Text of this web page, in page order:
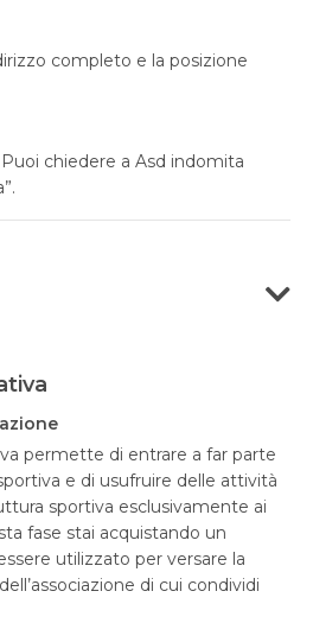
completo e la posizione
chiedere a Asd indomita
permette di entrare a far parte
e di usufruire delle attività
sportiva esclusivamente ai
fase stai acquistando un
utilizzato per versare la
di cui condividi